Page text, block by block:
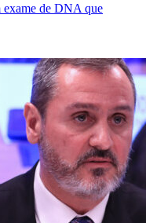
exame de DNA que